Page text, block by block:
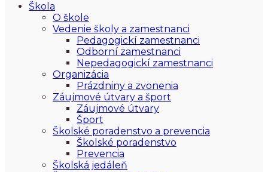
Škola
O škole
Vedenie školy a zamestnanci
Pedagogickí zamestnanci
Odborní zamestnanci
Nepedagogickí zamestnanci
Organizácia
Prázdniny a zvonenia
Záujmové útvary a šport
Záujmové útvary
Šport
Školské poradenstvo a prevencia
Školské poradenstvo
Prevencia
Školská jedáleň